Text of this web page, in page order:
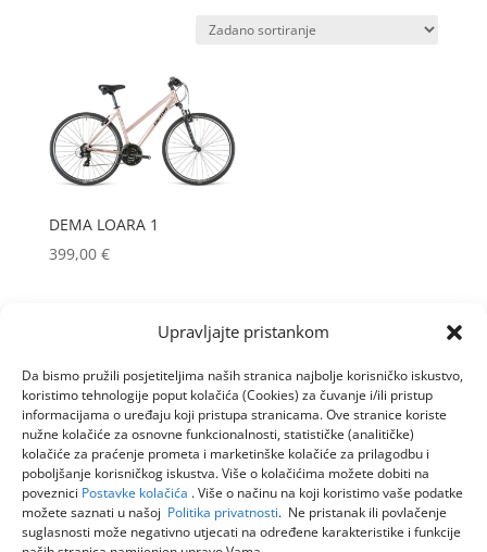
Upravljajte pristankom
Da bismo pružili posjetiteljima naših stranica najbolje korisničko iskustvo,
koristimo tehnologije poput kolačića (Cookies) za čuvanje i/ili pristup
informacijama o uređaju koji pristupa stranicama. Ove stranice koriste
nužne kolačiće za osnovne funkcionalnosti, statističke (analitičke)
kolačiće za praćenje prometa i marketinške kolačiće za prilagodbu i
poboljšanje korisničkog iskustva. Više o kolačićima možete dobiti na
poveznici Postavke kolačića . Više o načinu na koji koristimo vaše podatke
možete saznati u našoj Politika privatnosti. Ne pristanak ili povlačenje
suglasnosti može negativno utjecati na određene karakteristike i funkcije
DEMA LOARA 1
399,00 €